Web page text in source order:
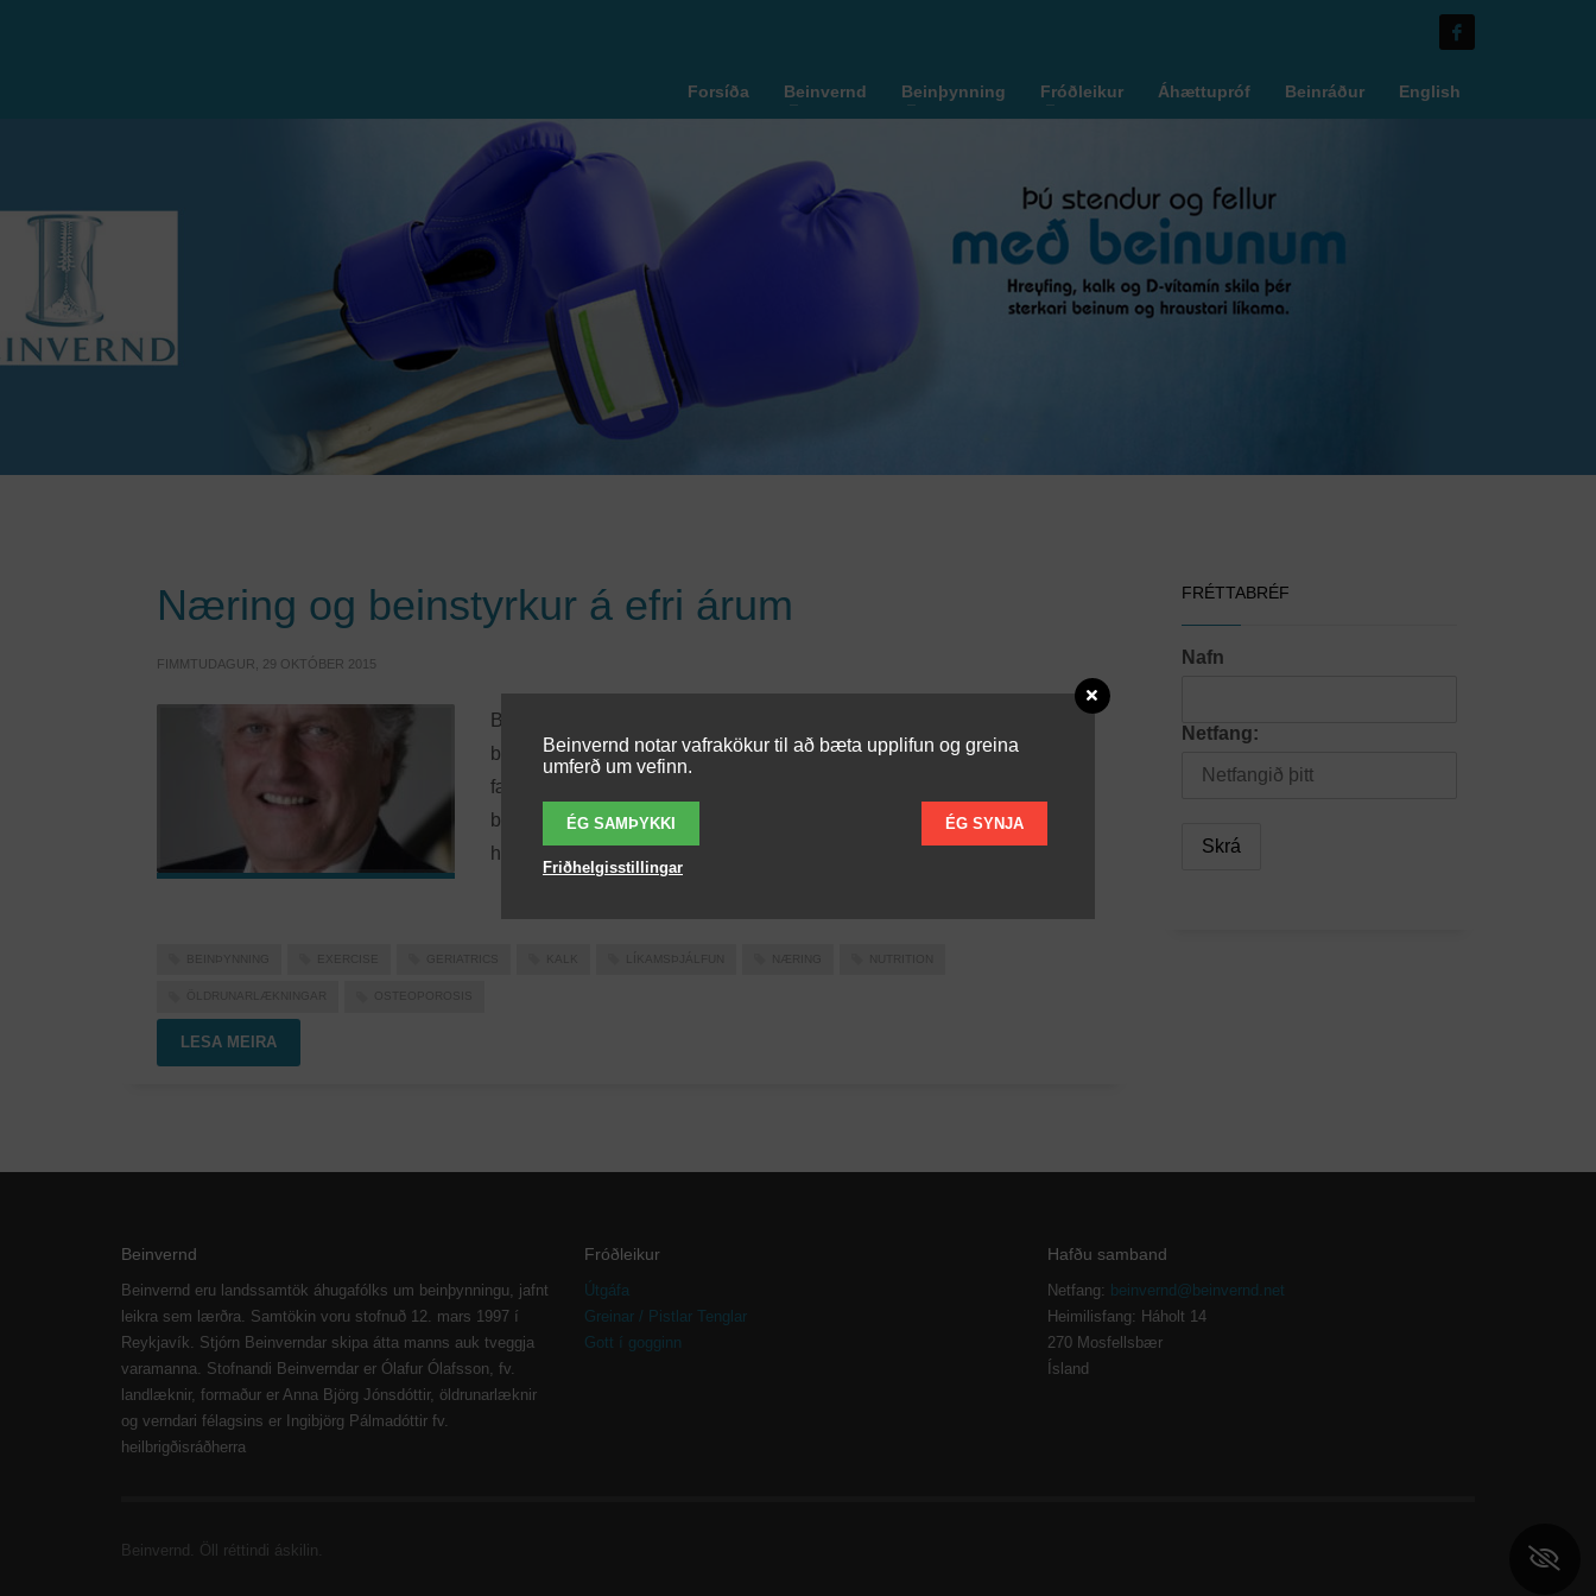
Forsíða Beinvernd Beinþynning Fróðleikur Áhættupróf Beinráður English
Næring og beinstyrkur á efri árum
FIMMTUDAGUR, 29 OKTÓBER 2015
Beinagrindin sem við fæðumst með er lifandi vefur sem alla ævi er
brotinn niður og endurbyggður. Bein eru því háð margvíslegum
fæðuþáttum og vítamínum í nægu magni en magn og hlutföll eru aðeins
breytileg eftir aldursskeiðum. Beinþynning varðar lýðheilsu þar sem
henni má nú líkja við faraldur á efri árum. Nú getur ein af hverjum
LESA MEIRA
FRÉTTABRÉF
Nafn
Netfang:
Beinvernd
Beinvernd eru landssamtök áhugafólks um beinþynningu, jafnt
leikra sem lærðra. Samtökin voru stofnuð 12. mars 1997 í
Reykjavík. Stjórn Beinverndar skipa átta manns auk tveggja
varamanna. Stofnandi Beinverndar er Ólafur Ólafsson, fv.
landlæknir, formaður er Anna Björg Jónsdóttir, öldrunarlæknir
og verndari félagsins er Ingibjörg Pálmadóttir fv.
heilbrigðisráðherra
Fróðleikur
Útgáfa
Greinar / Pistlar Tenglar
Gott í gogginn
Hafðu samband
Netfang: beinvernd@beinvernd.net
Heimilisfang: Háholt 14
270 Mosfellsbær
Ísland
Beinvernd. Öll réttindi áskilin.
Beinvernd notar vafrakökur til að bæta upplifun og greina
umferð um vefinn.
ÉG SAMÞYKKI ÉG SYNJA
Friðhelgisstillingar